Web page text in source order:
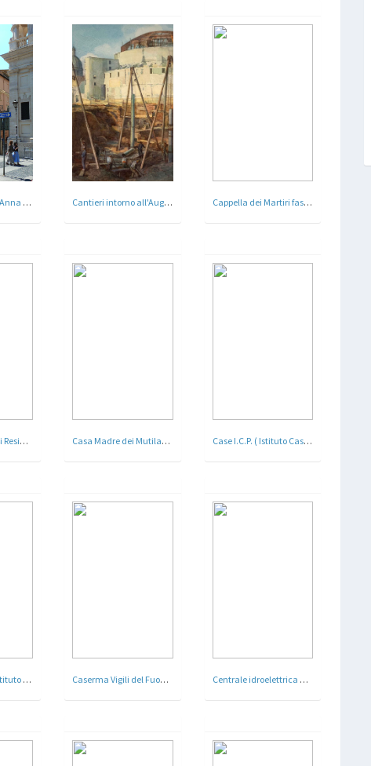
Cancello di Sant'Anna , ingresso della Città - Città del Vaticano, Roma - 1931 Cantieri intorno all'Augusteo - Giuseppe Carosi - 1937 Cappella dei Martiri fascisti , Cimitero Monumentale Verano - Roma - Arch. Mascalzoni , Opera Giovanni Prini - 1932
Casa Albergo oggi Residence Prati - Roma - Arch. Luigi Piccinato , Ing. Giulio Landi - 1938 - 43 Casa Madre dei Mutilati - Roma - Arch. Marcello Piacentini - 1936 Case I.C.P. ( Istituto Case Popolari ) Roma - 1925 - 26
Case I.F.A.C.P. ( Istituto Fascista Autonomo delle Case Popolari ) Roma - 1938 Caserma Vigili del FuocoÂ , Centrale idroelettrica dell'Acquoria - Tivoli , Roma 1929